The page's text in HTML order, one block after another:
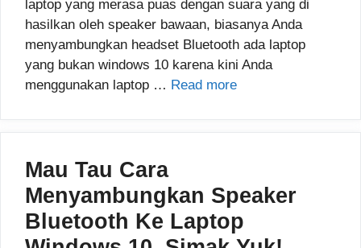
laptop yang merasa puas dengan suara yang di
hasilkan oleh speaker bawaan, biasanya Anda
menyambungkan headset Bluetooth ada laptop
yang bukan windows 10 karena kini Anda
menggunakan laptop … Read more
Mau Tau Cara
Menyambungkan Speaker
Bluetooth Ke Laptop